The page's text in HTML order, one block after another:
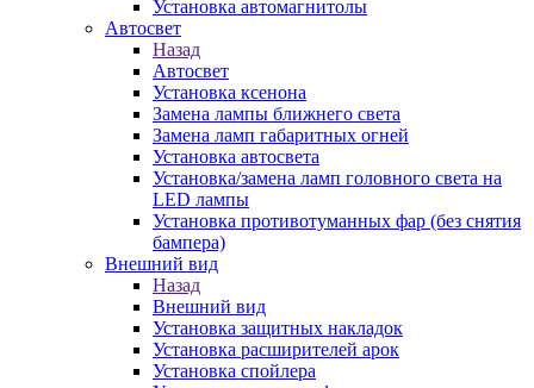
Установка автомагнитолы
Автосвет
Назад
Автосвет
Установка ксенона
Замена лампы ближнего света
Замена ламп габаритных огней
Установка автосвета
Установка/замена ламп головного света на
LED лампы
Установка противотуманных фар (без снятия
бампера)
Внешний вид
Назад
Внешний вид
Установка защитных накладок
Установка расширителей арок
Установка спойлера